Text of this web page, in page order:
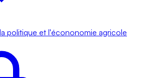
politique et l'écononomie agricole